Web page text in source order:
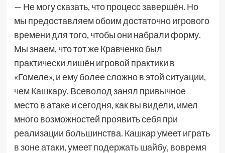
— Не могу сказать, что процесс завершён. Но
мы предоставляем обоим достаточно игрового
времени для того, чтобы они набрали форму.
Мы знаем, что тот же Кравченко был
практически лишён игровой практики в
«Гомеле», и ему более сложно в этой ситуации,
чем Кашкару. Всеволод занял привычное
место в атаке и сегодня, как вы видели, имел
много возможностей проявить себя при
реализации большинства. Кашкар умеет играть
в зоне атаки, умеет подержать шайбу, вовремя